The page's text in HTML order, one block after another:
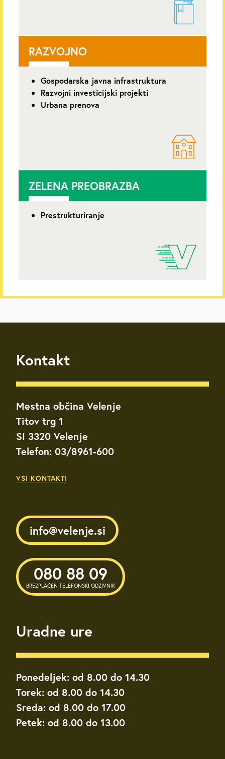
RAZVOJNO
Gospodarska javna infrastruktura
Razvojni investicijski projekti
Urbana prenova
ZELENA PREOBRAZBA
Prestrukturiranje
Kontakt
Mestna občina Velenje
Titov trg 1
SI 3320 Velenje
Telefon: 03/8961-600
VSI KONTAKTI
info@velenje.si
080 88 09
BREZPLAČEN TELEFONSKI ODZIVNIK
Uradne ure
Ponedeljek: od 8.00 do 14.30
Torek: od 8.00 do 14.30
Sreda: od 8.00 do 17.00
Petek: od 8.00 do 13.00